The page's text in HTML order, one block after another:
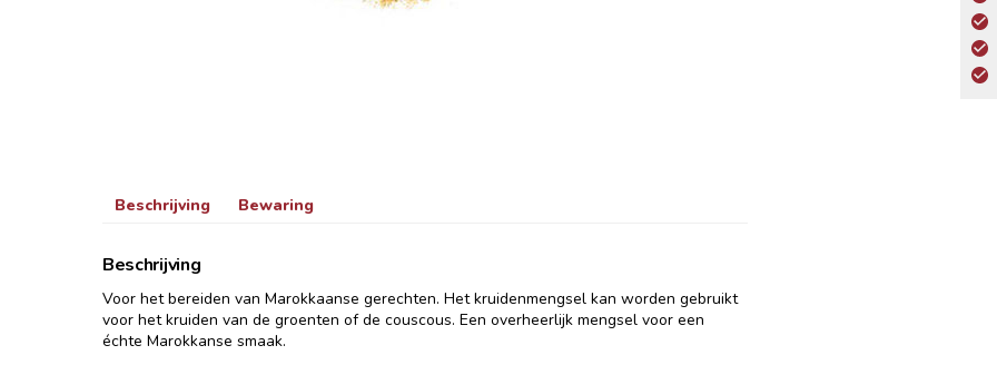
Beschrijving Bewaring
Beschrijving
Voor het bereiden van Marokkaanse gerechten. Het kruidenmengsel kan worden gebruikt
voor het kruiden van de groenten of de couscous. Een overheerlijk mengsel voor een
échte Marokkanse smaak.